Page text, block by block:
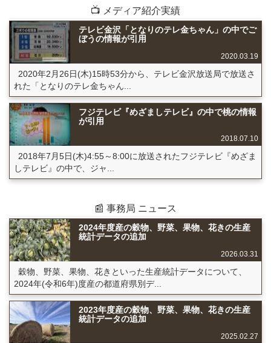
📺 メディア紹介実績
テレビ金沢「となりのテレ金ちゃん」の中でご
ぼうの情報が引用
2020.03.19
2020年2月26日(木)15時53分から、テレビ金沢放送局で放送さ
れた「となりのテレ金ちゃん...
フジテレビ『めざましテレビ』の中で桃の情報
が引用
2018.07.10
2018年7月5日(木)4:55～8:00に放送されたフジテレビ『めざま
しテレビ』の中で、ジャ...
📰 事務局 ニュース
2024年度産の穀物、野菜、果物、花きの生産
統計データの追加
2026.03.31
穀物、野菜、果物、花きといった生産統計データについて、
2024年(令和6年)度産の都道府県別デ...
2023年度産の穀物、野菜、果物、花きの生産
統計データの追加
2025.02.27